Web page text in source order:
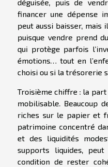
déguisée, puis de
financer une dépense
peut aussi baisser, mais
puisque vendre prend
qui protège parfois
émotions… tout en
choisi ou si la trésorerie
Troisième chiffre : la
mobilisable. Beaucoup
riches sur le papier et
patrimoine concentré
et des liquidités
supports liquides,
condition de rester